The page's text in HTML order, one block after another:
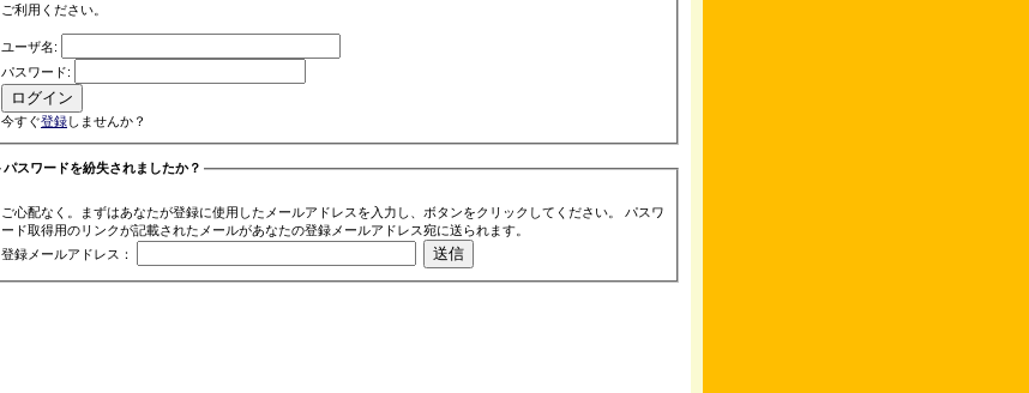
ご利用ください。
ユーザ名:
パスワード:
今すぐ登録しませんか？
パスワードを紛失されましたか？
ご心配なく。まずはあなたが登録に使用したメールアドレスを入力し、ボタンをクリックしてください。 パスワ
ード取得用のリンクが記載されたメールがあなたの登録メールアドレス宛に送られます。
登録メールアドレス：